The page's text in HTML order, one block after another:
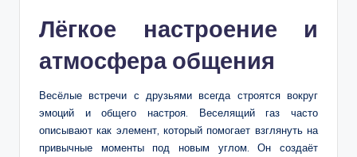
Лёгкое настроение и
атмосфера общения
Весёлые встречи с друзьями всегда строятся вокруг
эмоций и общего настроя. Веселящий газ часто
описывают как элемент, который помогает взглянуть на
привычные моменты под новым углом. Он создаёт